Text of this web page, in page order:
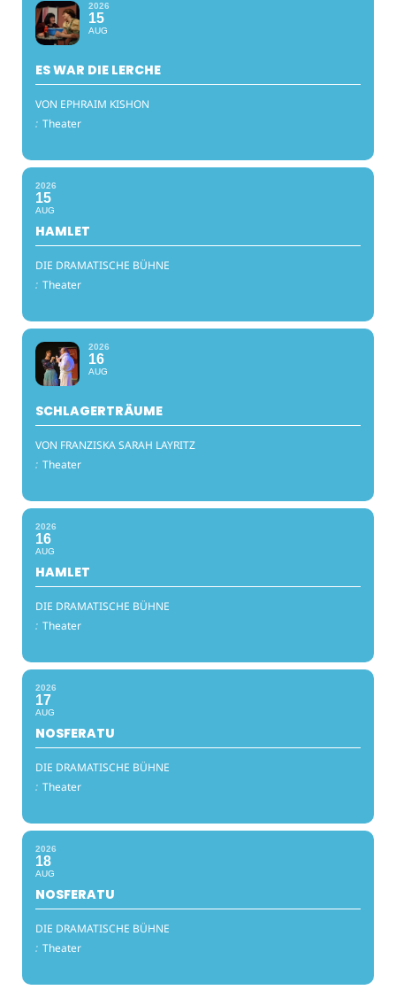
2026
15
AUG
ES WAR DIE LERCHE
VON EPHRAIM KISHON
: Theater
2026
15
AUG
HAMLET
DIE DRAMATISCHE BÜHNE
: Theater
2026
16
AUG
SCHLAGERTRÄUME
VON FRANZISKA SARAH LAYRITZ
: Theater
2026
16
AUG
HAMLET
DIE DRAMATISCHE BÜHNE
: Theater
2026
17
AUG
NOSFERATU
DIE DRAMATISCHE BÜHNE
: Theater
2026
18
AUG
NOSFERATU
DIE DRAMATISCHE BÜHNE
: Theater